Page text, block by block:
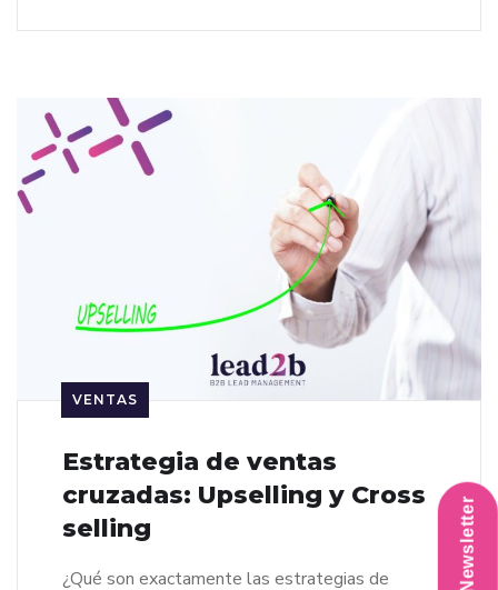
VENTAS
Estrategia de ventas
cruzadas: Upselling y Cross
selling
¿Qué son exactamente las estrategias de